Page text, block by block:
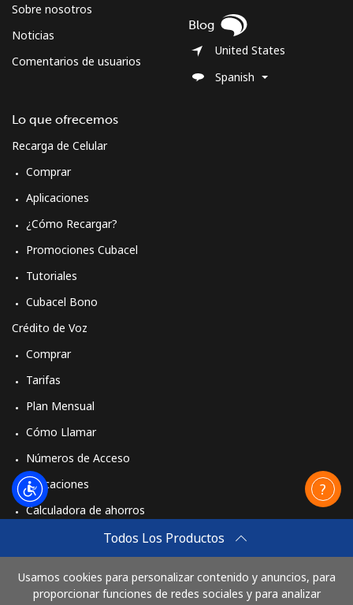
Todos Los Productos
Usamos cookies para personalizar contenido y anuncios, para
proporcionar funciones de redes sociales y para analizar
Sobre nosotros
Noticias
Comentarios de usuarios
Lo que ofrecemos
Recarga de Celular
Comprar
Aplicaciones
¿Cómo Recargar?
Promociones Cubacel
Tutoriales
Cubacel Bono
Crédito de Voz
Comprar
Tarifas
Plan Mensual
Cómo Llamar
Números de Acceso
Aplicaciones
Calculadora de ahorros
Comprar
Cómo funciona
Blog
United States
Spanish